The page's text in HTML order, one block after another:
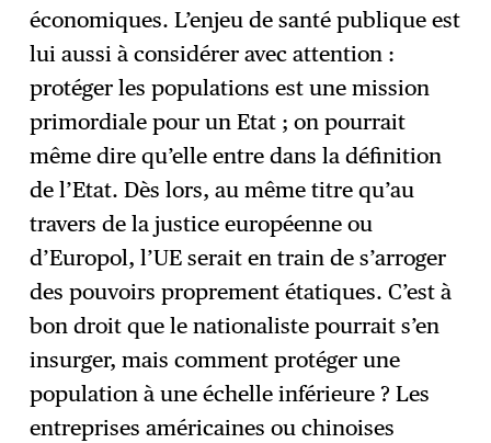
économiques. L’enjeu de santé publique est
lui aussi à considérer avec attention :
protéger les populations est une mission
primordiale pour un Etat ; on pourrait
même dire qu’elle entre dans la définition
de l’Etat. Dès lors, au même titre qu’au
travers de la justice européenne ou
d’Europol, l’UE serait en train de s’arroger
des pouvoirs proprement étatiques. C’est à
bon droit que le nationaliste pourrait s’en
insurger, mais comment protéger une
population à une échelle inférieure ? Les
entreprises américaines ou chinoises